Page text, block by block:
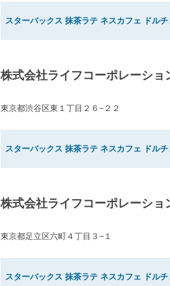
スターバックス 抹茶ラテ ネスカフェ ドル
株式会社ライフコーポレーシ
東京都渋谷区東１丁目２６−２２
スターバックス 抹茶ラテ ネスカフェ ドル
株式会社ライフコーポレーシ
東京都足立区六町４丁目３−１
スターバックス 抹茶ラテ ネスカフェ ドル